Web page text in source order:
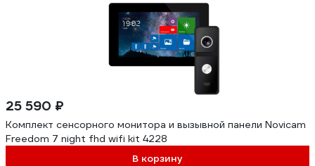
25 590 ₽
Комплект сенсорного монитора и вызывной панели Novicam
Freedom 7 night fhd wifi kit 4228
В корзину